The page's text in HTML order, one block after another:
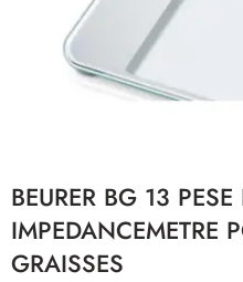
BEURER BG 13
IMPEDANCEMETRE
GRAISSES